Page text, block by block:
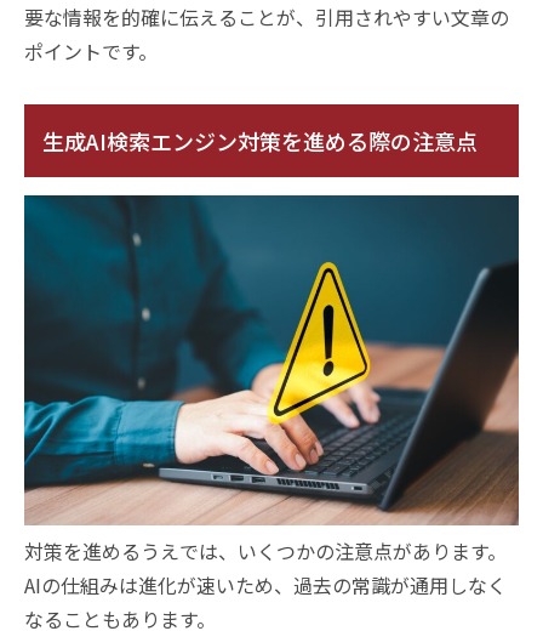
要な情報を的確に伝えることが、引用されやすい文章の
ポイントです。
生成AI検索エンジン対策を進める際の注意点
対策を進めるうえでは、いくつかの注意点があります。
AIの仕組みは進化が速いため、過去の常識が通用しなく
なることもあります。